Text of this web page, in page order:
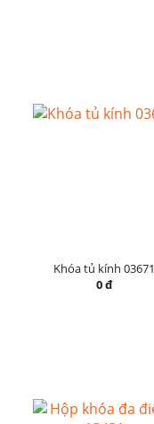
Khóa tủ kính 03671
0 đ